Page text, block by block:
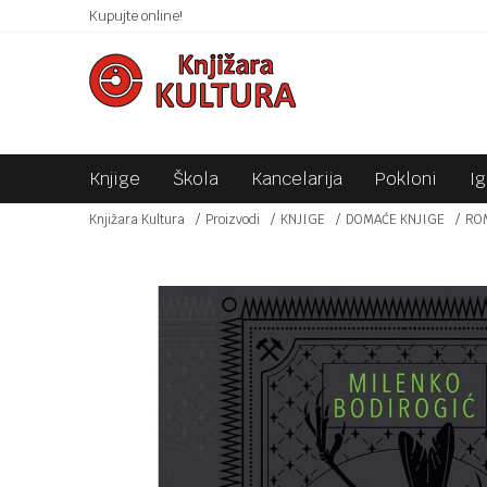
Kupujte online!SIGURNO PLAĆANJE PLATNIM KARTICAMA!
Knjige Škola Kancelarija Pokloni
Knjižara Kultura Proizvodi KNJIGE DOMAĆE KNJIGE